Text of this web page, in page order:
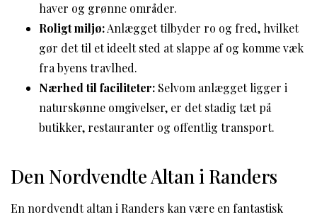
haver og grønne områder.
Roligt miljø:Anlægget tilbyder ro og fred, hvilket
gør det til et ideelt sted at slappe af og komme væk
fra byens travlhed.
Nærhed til faciliteter: Selvom anlægget ligger i
naturskønne omgivelser, er det stadig tæt på
butikker, restauranter og offentlig transport.
Den Nordvendte Altan i Randers
En nordvendt altan i Randers kan være en fantastisk